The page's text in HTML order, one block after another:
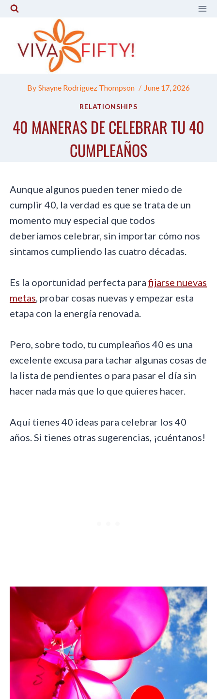
Skip
content
By Shayne Rodriguez Thompson June 17, 2026
RELATIONSHIPS
40 MANERAS DE CELEBRAR TU 40
CUMPLEAÑOS
Aunque algunos pueden tener miedo de
cumplir 40, la verdad es que se trata de un
momento muy especial que todos
deberíamos celebrar, sin importar cómo nos
sintamos cumpliendo las cuatro décadas.
Es la oportunidad perfecta para fijarse nuevas
metas , probar cosas nuevas y empezar esta
etapa con la energía renovada.
Pero, sobre todo, tu cumpleaños 40 es una
excelente excusa para tachar algunas cosas de
la lista de pendientes o para pasar el día sin
hacer nada más que lo que quieres hacer.
Aquí tienes 40 ideas para celebrar los 40
años. Si tienes otras sugerencias, ¡cuéntanos!